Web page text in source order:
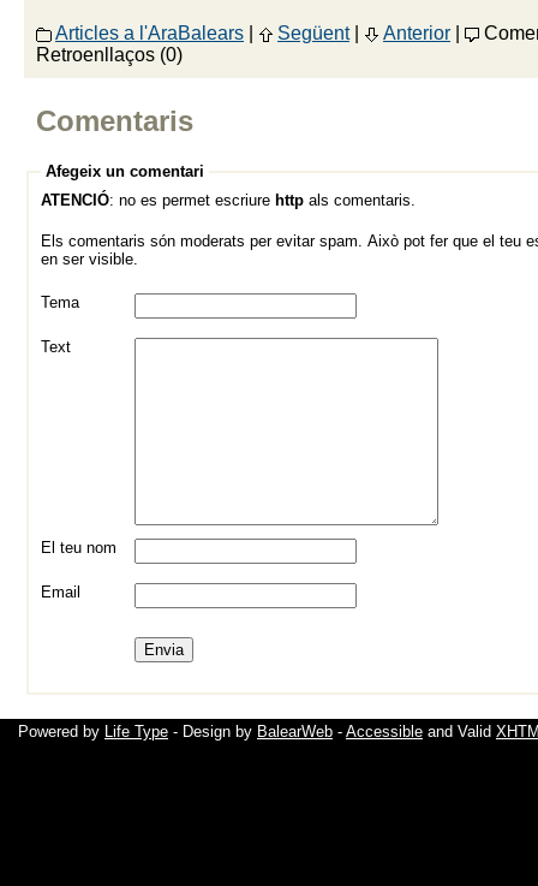
Articles a l'AraBalears Següent| Anterior
Retroenllaços (0)
Comentaris
Afegeix un comentari
ATENCIÓ: no es permet escriure http als comentaris.
Els comentaris són moderats per evitar spam. Això pot fer que el teu
en ser visible.
Tema
Text
El teu nom
Email
Powered by Life Type - Design by BalearWeb - Accessible and Valid